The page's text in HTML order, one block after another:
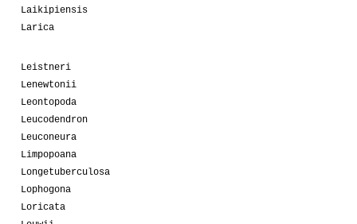
Laikipiensis
Larica
Leistneri
Lenewtonii
Leontopoda
Leucodendron
Leuconeura
Limpopoana
Longetuberculosa
Lophogona
Loricata